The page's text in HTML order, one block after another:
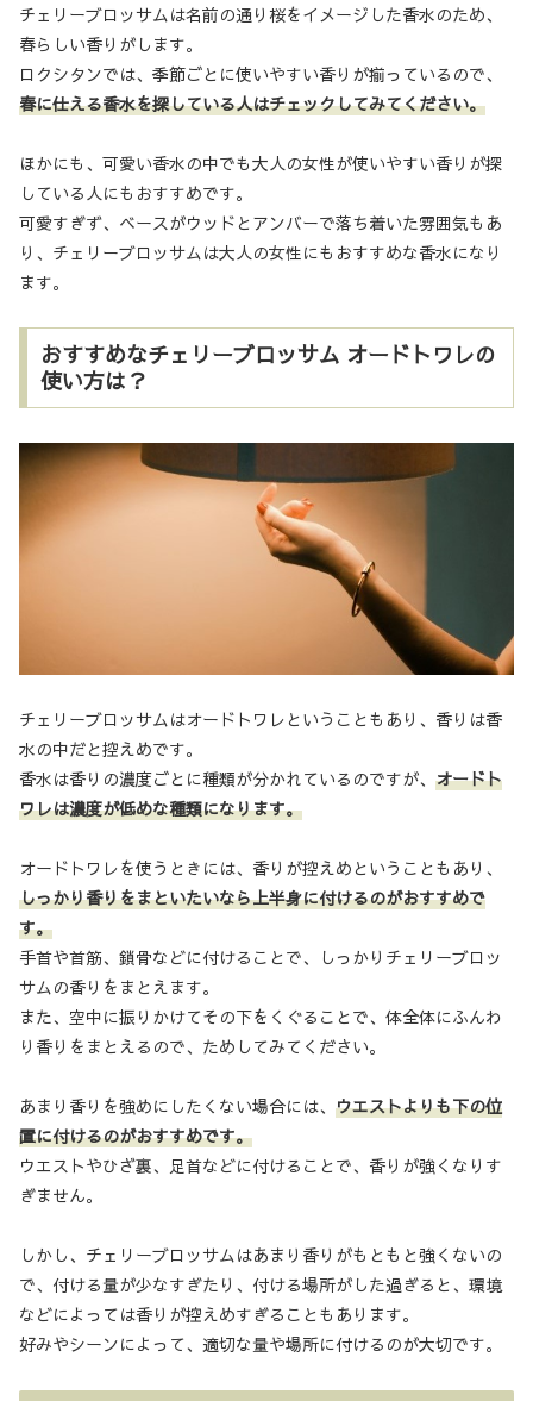
チェリーブロッサムは名前の通り桜をイメージした香水のため、
春らしい香りがします。
ロクシタンでは、季節ごとに使いやすい香りが揃っているので、
春に仕える香水を探している人はチェックしてみてください。
ほかにも、可愛い香水の中でも大人の女性が使いやすい香りが探
している人にもおすすめです。
可愛すぎず、ベースがウッドとアンバーで落ち着いた雰囲気もあ
り、チェリーブロッサムは大人の女性にもおすすめな香水になり
ます。
おすすめなチェリーブロッサム オードトワレの
使い方は？
チェリーブロッサムはオードトワレということもあり、香りは香
水の中だと控えめです。
香水は香りの濃度ごとに種類が分かれているのですが、 オードト
ワレは濃度が低めな種類になります。
オードトワレを使うときには、香りが控えめということもあり、
しっかり香りをまといたいなら上半身に付けるのがおすすめで
す。
手首や首筋、鎖骨などに付けることで、しっかりチェリーブロッ
サムの香りをまとえます。
また、空中に振りかけてその下をくぐることで、体全体にふんわ
り香りをまとえるので、ためしてみてください。
あまり香りを強めにしたくない場合には、 ウエストよりも下の位
置に付けるのがおすすめです。
ウエストやひざ裏、足首などに付けることで、香りが強くなりす
ぎません。
しかし、チェリーブロッサムはあまり香りがもともと強くないの
で、付ける量が少なすぎたり、付ける場所がした過ぎると、環境
などによっては香りが控えめすぎることもあります。
好みやシーンによって、適切な量や場所に付けるのが大切です。